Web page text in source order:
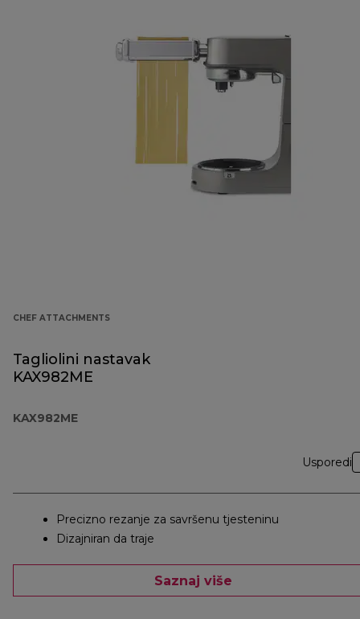
CHEF ATTACHMENTS
Tagliolini nastavak
KAX982ME
KAX982ME
Usporedi
Precizno rezanje za savršenu tjesteninu
Dizajniran da traje
Saznaj više